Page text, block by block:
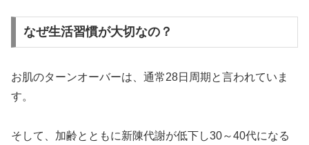
なぜ生活習慣が大切なの？
お肌のターンオーバーは、通常28日周期と言われていま
す。
そして、加齢とともに新陳代謝が低下し30～40代になる